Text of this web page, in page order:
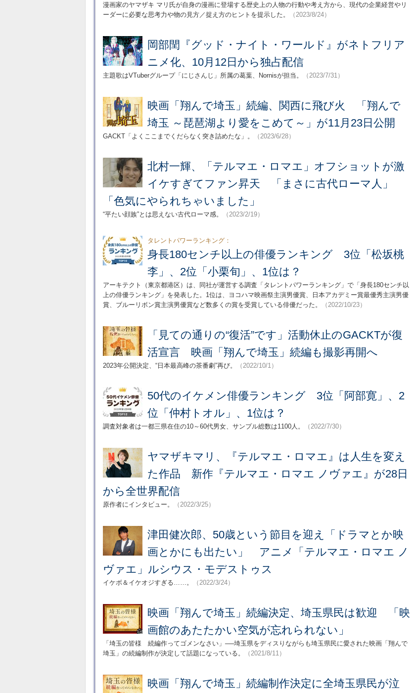
漫画家のヤマザキ マリ氏が自身の漫画に登場する歴史上の人物の行動や考え方から、現代の企業経営やリ
ーダーに必要な思考力や物の見方／捉え方のヒントを提示した。
（2023/8/24）
岡部閏『グッド・ナイト・ワールド』がネトフリア
ニメ化、10月12日から独占配信
主題歌はVTuberグループ「にじさんじ」所属の葛葉、Nornisが担当。 （2023/7/31）
映画「翔んで埼玉」続編、関西に飛び火 「翔んで
埼玉 ～琵琶湖より愛をこめて～」が11月23日公開
GACKT「よくここまでくだらなく突き詰めたな」。 （2023/6/28）
北村一輝、「テルマエ・ロマエ」オフショットが激
イケすぎてファン昇天 「まさに古代ローマ人」
「色気にやられちゃいました」
“平たい顔族”とは思えない古代ローマ感。 （2023/2/19）
タレントパワーランキング：
身長180センチ以上の俳優ランキング 3位「松坂桃
李」、2位「小栗旬」、1位は？
アーキテクト（東京都港区）は、同社が運営する調査「タレントパワーランキング」で「身長180センチ以
上の俳優ランキング」を発表した。1位は、ヨコハマ映画祭主演男優賞、日本アカデミー賞最優秀主演男優
賞、ブルーリボン賞主演男優賞など数多くの賞を受賞している俳優だった。
（2022/10/23）
「見ての通りの“復活”です」活動休止のGACKTが復
活宣言 映画「翔んで埼玉」続編も撮影再開へ
2023年公開決定、“日本最高峰の茶番劇”再び。 （2022/10/1）
50代のイケメン俳優ランキング 3位「阿部寛」、2
位「仲村トオル」、1位は？
調査対象者は一都三県在住の10～60代男女、サンプル総数は1100人。 （2022/7/30）
ヤマザキマリ、『テルマエ・ロマエ』は人生を変え
た作品 新作『テルマエ・ロマエ ノヴァエ』が28日
から全世界配信
原作者にインタビュー。 （2022/3/25）
津田健次郎、50歳という節目を迎え「ドラマとか映
画とかにも出たい」 アニメ「テルマエ・ロマエ ノ
ヴァエ」ルシウス・モデストゥス
イケボ＆イケオジすぎる……。 （2022/3/24）
映画「翔んで埼玉」続編決定、埼玉県民は歓迎 「映
画館のあたたかい空気が忘れられない」
「埼玉の皆様 続編作ってゴメンなさい」──埼玉県をディスりながらも埼玉県民に愛された映画「翔んで
埼玉」の続編制作が決定して話題になっている。
（2021/8/11）
映画「翔んで埼玉」続編制作決定に全埼玉県民が泣